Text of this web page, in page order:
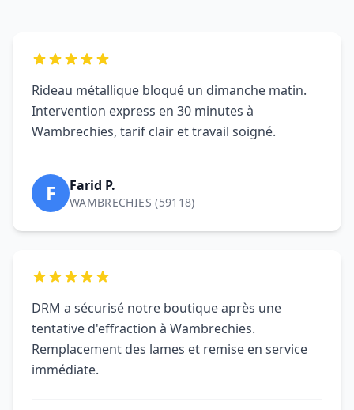
B Boutique L.
Motorisation installée en une matinée.
Formation claire et conformité vérifiée. Parfait
N Nathalie R.